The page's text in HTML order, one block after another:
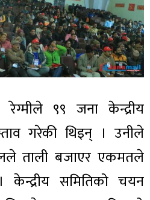
९९ जना केन्द्रीय
गरेकी थिइन् । उनीले
ताली बजाएर एकमतले
केन्द्रीय समितिको चयन